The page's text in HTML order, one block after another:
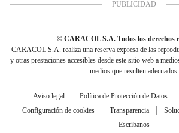
© CARACOL S.A. Todos los derechos
CARACOL S.A. realiza una reserva expresa de las
y otras prestaciones accesibles desde este sitio web a
medios que resulten adecuados.
Aviso legal Política de Protección de Datos
Configuración de cookies
Transparencia
Escríbanos